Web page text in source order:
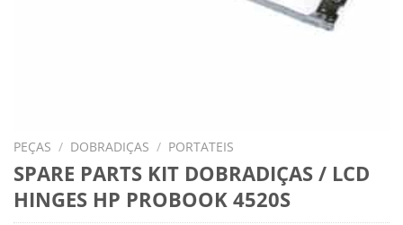
PEÇAS / DOBRADIÇAS / PORTATEIS
SPARE PARTS KIT DOBRADIÇAS / LCD
HINGES HP PROBOOK 4520S